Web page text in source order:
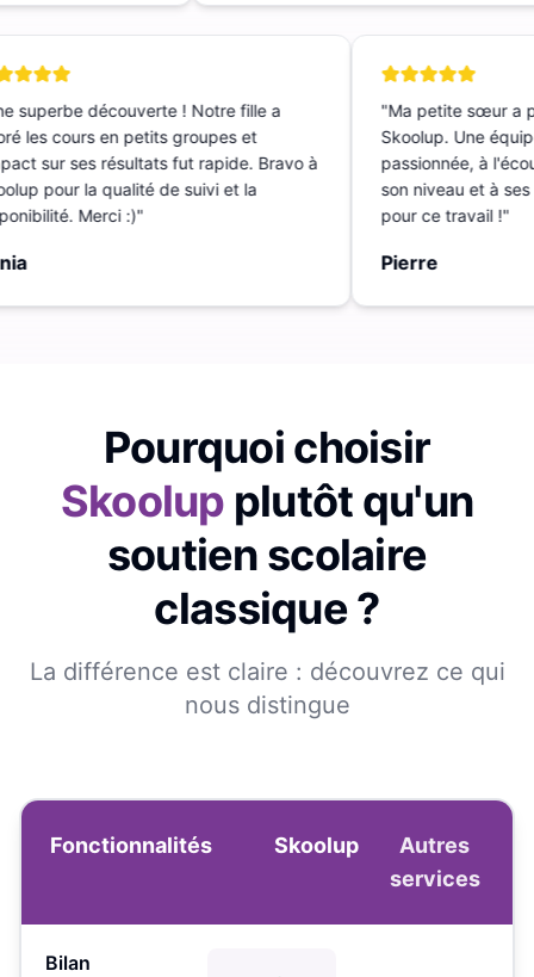
superbe découverte ! Notre fille a
les cours en petits groupes et
sur ses résultats fut rapide. Bravo à
pour la qualité de suivi et la
Merci :) "
Ma petite sœur a
Skoolup. Une
passionnée, à
son niveau et à ses
pour ce travail !"
Pierre
Pourquoi choisir
Skoolup plutôt qu'un
soutien scolaire
classique ?
La différence est claire : découvrez ce qui
nous distingue
Fonctionnalités Skoolup
Autres
services
Bilan